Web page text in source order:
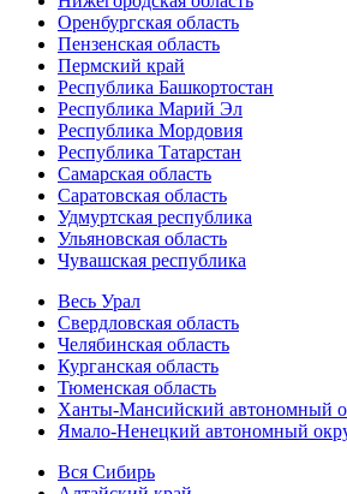
Оренбургская область
Пензенская область
Пермский край
Республика Башкортостан
Республика Марий Эл
Республика Мордовия
Республика Татарстан
Самарская область
Саратовская область
Удмуртская республика
Ульяновская область
Чувашская республика
Весь Урал
Свердловская область
Челябинская область
Курганская область
Тюменская область
Ханты-Мансийский автономный
Ямало-Ненецкий автономный
Вся Сибирь